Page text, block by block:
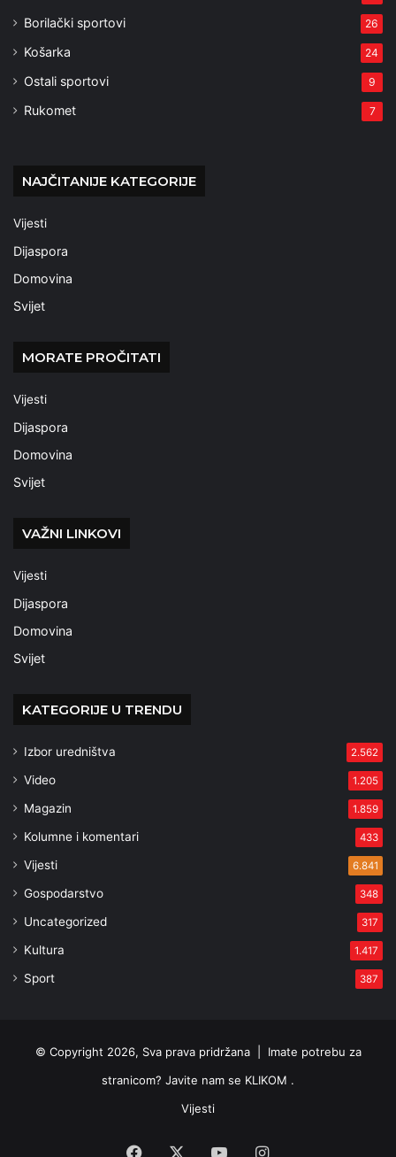
Borilački sportovi 26
Košarka 24
Ostali sportovi 9
Rukomet 7
NAJČITANIJE KATEGORIJE
Vijesti
Dijaspora
Domovina
Svijet
MORATE PROČITATI
Vijesti
Dijaspora
Domovina
Svijet
VAŽNI LINKOVI
Vijesti
Dijaspora
Domovina
Svijet
KATEGORIJE U TRENDU
Izbor uredništva 2.562
Video 1.205
Magazin 1.859
Kolumne i komentari 433
Vijesti 6.841
Gospodarstvo 348
Uncategorized 317
Kultura 1.417
Sport 387
© Copyright 2026, Sva prava pridržana | Imate potrebu za
stranicom? Javite nam se KLIKOM .
Vijesti
Facebook YouTubeInstagram